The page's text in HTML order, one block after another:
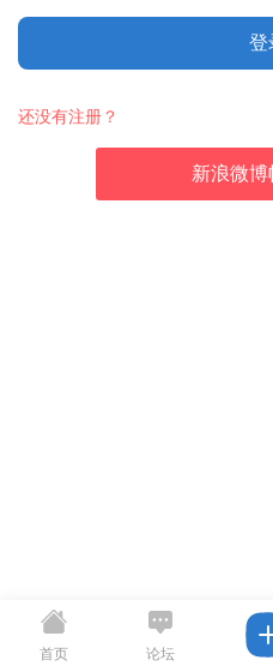
登
还没有注册？
新浪微
首页 论坛